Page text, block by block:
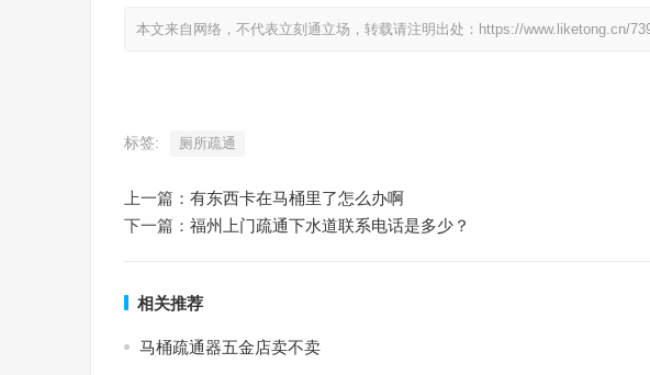
本文来自网络，不代表立刻通立场，转载请注明出处：https://www.liketong.cn/
标签: 厕所疏通
上一篇： 有东西卡在马桶里了怎么办啊
下一篇： 福州上门疏通下水道联系电话是多少？
相关推荐
马桶疏通器五金店卖不卖